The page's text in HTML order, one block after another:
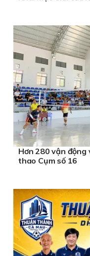
Hơn 280 vận
thao Cụm số 16